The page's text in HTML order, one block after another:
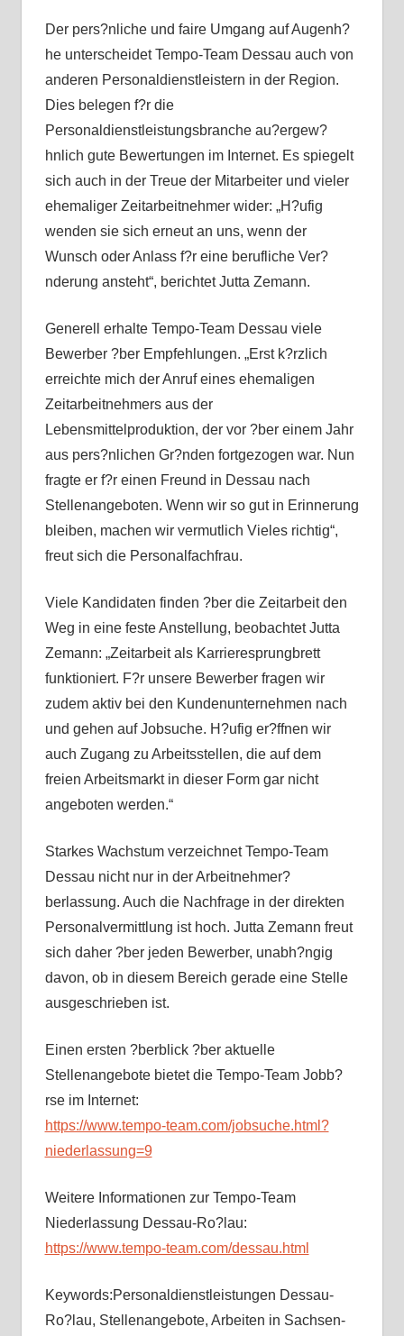
Der pers?nliche und faire Umgang auf Augenh?
he unterscheidet Tempo-Team Dessau auch von
anderen Personaldienstleistern in der Region.
Dies belegen f?r die
Personaldienstleistungsbranche au?ergew?
hnlich gute Bewertungen im Internet. Es spiegelt
sich auch in der Treue der Mitarbeiter und vieler
ehemaliger Zeitarbeitnehmer wider: „H?ufig
wenden sie sich erneut an uns, wenn der
Wunsch oder Anlass f?r eine berufliche Ver?
nderung ansteht“, berichtet Jutta Zemann.
Generell erhalte Tempo-Team Dessau viele
Bewerber ?ber Empfehlungen. „Erst k?rzlich
erreichte mich der Anruf eines ehemaligen
Zeitarbeitnehmers aus der
Lebensmittelproduktion, der vor ?ber einem Jahr
aus pers?nlichen Gr?nden fortgezogen war. Nun
fragte er f?r einen Freund in Dessau nach
Stellenangeboten. Wenn wir so gut in Erinnerung
bleiben, machen wir vermutlich Vieles richtig“,
freut sich die Personalfachfrau.
Viele Kandidaten finden ?ber die Zeitarbeit den
Weg in eine feste Anstellung, beobachtet Jutta
Zemann: „Zeitarbeit als Karrieresprungbrett
funktioniert. F?r unsere Bewerber fragen wir
zudem aktiv bei den Kundenunternehmen nach
und gehen auf Jobsuche. H?ufig er?ffnen wir
auch Zugang zu Arbeitsstellen, die auf dem
freien Arbeitsmarkt in dieser Form gar nicht
angeboten werden.“
Starkes Wachstum verzeichnet Tempo-Team
Dessau nicht nur in der Arbeitnehmer?
berlassung. Auch die Nachfrage in der direkten
Personalvermittlung ist hoch. Jutta Zemann freut
sich daher ?ber jeden Bewerber, unabh?ngig
davon, ob in diesem Bereich gerade eine Stelle
ausgeschrieben ist.
Einen ersten ?berblick ?ber aktuelle
Stellenangebote bietet die Tempo-Team Jobb?
rse im Internet:
https://www.tempo-team.com/jobsuche.html?
niederlassung=9
Weitere Informationen zur Tempo-Team
Niederlassung Dessau-Ro?lau:
https://www.tempo-team.com/dessau.html
Keywords:Personaldienstleistungen Dessau-
Ro?lau, Stellenangebote, Arbeiten in Sachsen-